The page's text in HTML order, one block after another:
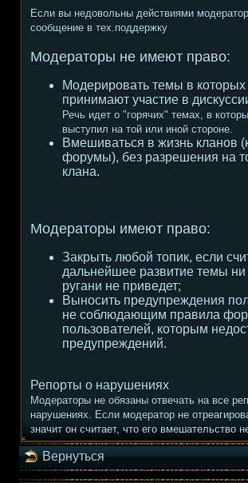
Если вы недовольны действиями
сообщение в тех.поддержку
Модераторы не имеют право:
Модерировать темы в
принимают участие в
Речь идет о "горячих" темах, в
выступил на той или иной стороне.
Вмешиваться в жизнь кланов
форумы), без разрешения на
клана.
Модераторы имеют право:
Закрыть любой топик, если
дальнейшее развитие темы ни
ругани не приведет;
Выносить предупреждения
не соблюдающим правила
пользователей, которым
предупреждений.
Репорты о нарушениях
Модераторы не обязаны отвечать на все
нарушениях. Если модератор не
значит он считает, что его вмешательство
Вернуться